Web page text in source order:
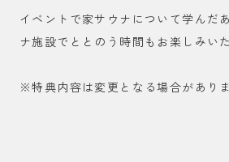
イベントで家サウナについて学んだ
ナ施設でととのう時間もお楽しみい
※特典内容は変更となる場合がありま